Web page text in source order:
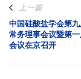
上一篇
中国硅酸盐学会第
常务理事会议暨第
会议在京召开